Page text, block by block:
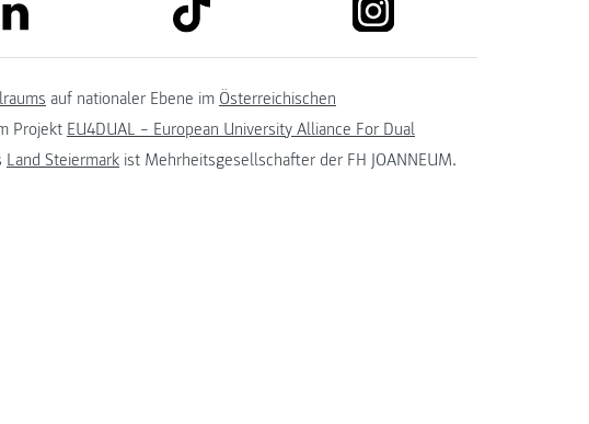
link to linkedin
auf nationaler Ebene im Österreichischen
Projekt EU4DUAL – European University Alliance For Dual
Land Steiermark ist Mehrheitsgesellschafter der FH JOANNEUM.